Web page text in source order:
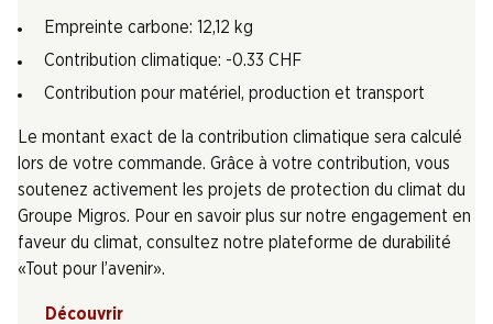
Empreinte carbone: 12,12 kg
Contribution climatique: -0.33 CHF
Contribution pour matériel, production et transport
Le montant exact de la contribution climatique sera calculé
lors de votre commande. Grâce à votre contribution, vous
soutenez activement les projets de protection du climat du
Groupe Migros. Pour en savoir plus sur notre engagement en
faveur du climat, consultez notre plateforme de durabilité
«Tout pour l’avenir».
Découvrir